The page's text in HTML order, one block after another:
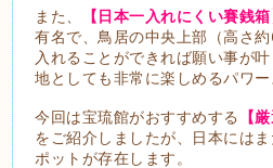
また、 【日本一入れにくい賽銭
有名で、鳥居の中央上部（高さ
入れることができれば願い事が
地としても非常に楽しめるパワー
今回は宝琉館がおすすめする
【
をご紹介しましたが、日本には
ポットが存在します。